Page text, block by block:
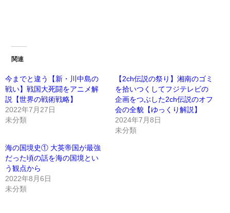
関連
今までと違う【新・川中島の
戦い】戦国大死闘をアニメ解
説【世界の戦術戦略】
2022年7月27日
未分類
【2ch伝説の祭り】湘南のゴミ
を拾いつくしてフジテレビの
企画をつぶした2ch伝説のオフ
会の全貌【ゆっくり解説】
2024年7月8日
未分類
海の国境史① 大英帝国が最強
だった頃の話を海の国境とい
う観点から
2022年8月6日
未分類